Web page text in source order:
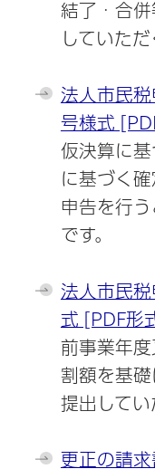
結了・合
していただ
法人市民
号様式
仮決算に
に基づく
申告を行
です。
法人市民
式 [PDF形
前事業年
割額を基
提出してい
更正の請